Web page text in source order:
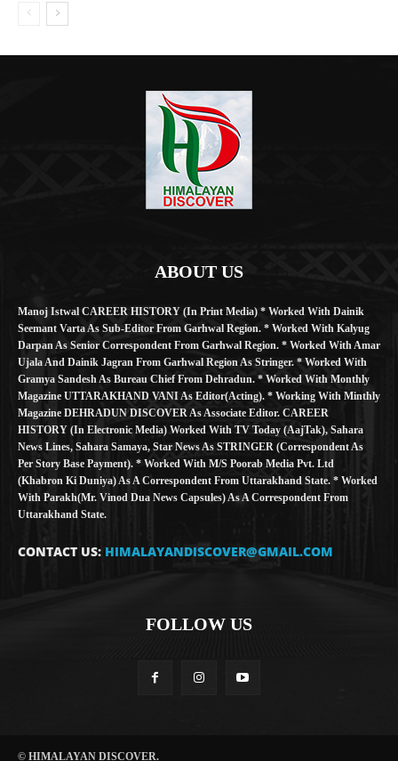
ABOUT US
Manoj Istwal CAREER HISTORY (in Print Media) * Worked With Dainik
Seemant Varta As Sub-Editor From Garhwal Region. * Worked With Kalyug
Darpan As Senior Correspondent From Garhwal Region. * Worked With Amar
Ujala And Dainik Jagran From Garhwal Region As Stringer. * Worked With
Gramya Sandesh As Bureau Chief From Dehradun. * Worked With Monthly
Magazine UTTARAKHAND VANI As Editor(Acting). * Working With Minthly
Magazine DEHRADUN DISCOVER As Associate Editor. CAREER
HISTORY (in Electronic Media) Worked With TV Today (AajTak), Sahara
News Lines, Sahara Samaya, Star News As STRINGER (Correspondent As
Per Story Base Payment). * Worked With M/S Poorab Media Pvt. Ltd
(Khabron Ki Duniya) As A Correspondent From Uttarakhand State. * Worked
With Parakh(Mr. Vinod Dua News Capsules) As A Correspondent From
Uttarakhand State.
CONTACT US: HIMALAYANDISCOVER@GMAIL.COM
FOLLOW US
© HIMALAYAN DISCOVER.